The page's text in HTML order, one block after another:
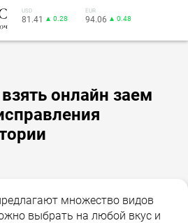
USD
81.41 ▲ 0.28
EUR
94.06 ▲ 0.48
онлайн заем
множество видов
выбрать на любой вкус и